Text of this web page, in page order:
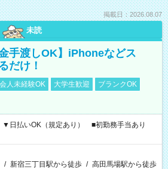
掲載日：2026.08.07
未読
手渡しOK】iPhoneなどス
だけ！
人未経験OK 大学生歓迎
ブランクOK
日払いOK（規定あり） ■初勤務手当あり
/ 新宿三丁目駅から徒歩 / 高田馬場駅から徒歩